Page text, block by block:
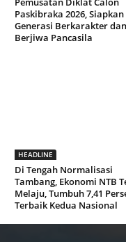
Paskibraka 2026, Siapkan
Generasi Berkarakter dan
Berjiwa Pancasila
HEADLINE
Di Tengah Normalisasi
Tambang, Ekonomi NTB
Melaju, Tumbuh 7,41
Terbaik Kedua Nasional